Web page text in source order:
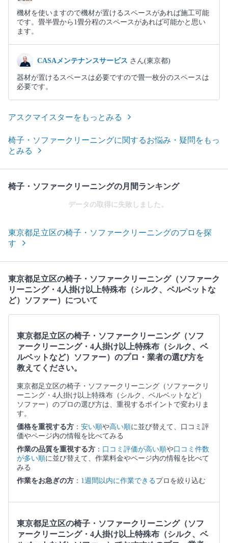
機材を使いますので機材が置けるスペースがあれば施工可能
です。畳半畳から1畳分程のスペースがあれば可能かと思い
ます。
CASAメンテナンスサービス さん(東京都)
器材が置けるスペースは必要ですので畳一枚分のスペースは
必要です。
アスクマイスターをもっとみる
椅子・ソファークリーニングに関するお悩み・疑問をもっ
とみる
椅子・ソファークリーニングの月間ランキング
データの取得に失敗しました。
東京都足立区の椅子・ソファークリーニングのプロを探
す
東京都足立区の椅子・ソファークリーニング（ソファーク
リーニング・4人掛け以上特殊布（シルク、ベルベットな
ど）ソファー）について
東京都足立区の椅子・ソファークリーニング（ソフ
ァークリーニング・4人掛け以上特殊布（シルク、ベ
ルベットなど）ソファー）のプロ・業者の選び方を
教えてください。
東京都足立区の椅子・ソファークリーニング（ソファークリ
ーニング・4人掛け以上特殊布（シルク、ベルベットなど）
ソファー）のプロの選び方は、重視するポイントで変わりま
す。
価格を重視する方 ： 安い順や高い順に並び替えて、口コミ評
価やページ内の情報を比べてみる
作業の品質を重視する方 ： 口コミ評価が高い順や口コミ件数
が多い順に並び替えて、作業料金やページ内の情報を比べて
みる
作業をお急ぎの方 ： 1週間以内に作業できるプロを絞り込む
東京都足立区の椅子・ソファークリーニング（ソフ
ァークリーニング・4人掛け以上特殊布（シルク、ベ